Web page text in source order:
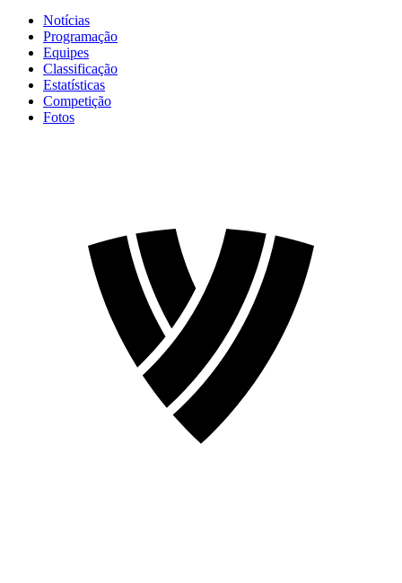
Notícias
Programação
Equipes
Classificação
Estatísticas
Competição
Fotos